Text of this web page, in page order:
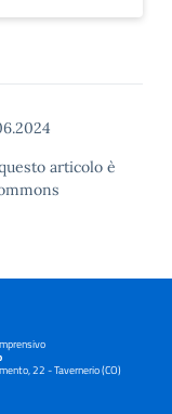
articolo è
22 - Tavernerio (CO)
iniziale della scuola